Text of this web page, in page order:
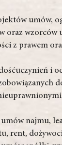
umów,
oraz wzorców
z prawem
i
najmu,
rent,